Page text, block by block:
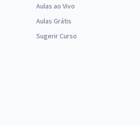
Aulas ao Vivo
Aulas Grátis
Sugerir Curso